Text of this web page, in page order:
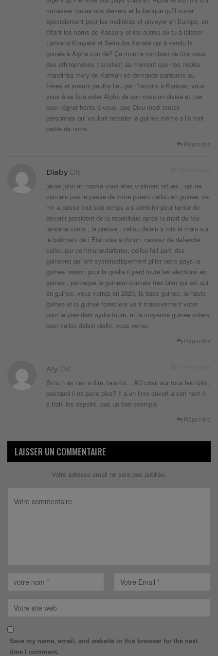
ramasser toutes nos deniers et la banque qu’il ouver
specialement pour les malinkas et envoyer en Europe, en
citant les noms de Kassory et les autres ou tu à laisser
Lansana Kouyaté et Sekouba Konaté qui à vendu la
guinée à Alpha con dè? Ça montre combien de fois vous
des ethnophobes (racistes) au moment que nos nobles
mandinka mory de Kankan se demande pardonne au
frères et soeurs peulhs lieu par l’histoire à Kankan, vous
vous êtes la à aider Alpha de son mission divisé et tuer
pour régner honte a vous, que Dieu modi toutes
personnes qui veulent retarder la guinée même s’ils font
partie de notre.
Répondre
Diaby Dit
jakas john et macka vous etes vraiment tetues , qui ne
connais pas le passe de votre parent cellou en guinee, ce
mr. a passe tout son temps a s enrrichir pour tenter de
devenir president de la republique apres la mort du feu
lansana conte , la preuve , cellou dalein a mis la main sur
le batiment de l Etat sise a dixinn. cessez de defendre
cellou par communautarisme, cellou fait parti des
guineens qui ont systematiquement piller notre pays la
guinee. raison pour la quelle il perd toute les elections en
guinee , parceque le guineen connais tres bien qui est qui
en guinee. vous verrez en 2020, la base guinee, la haute
guinee et la guinee forestiere vont massivement voter
pour le president sydia toure, et la moyenne guinee votera
pour cellou dalein diallo. vous verrez
Répondre
Aly Dit
Si tu n as rien a dire, tais-toi. . AC criait sur tous les toits,
pourquoi il ne parle plus? Il a un livre ouvert a son nom.Il
a trahi les espoirs, pas un bon exemple
Répondre
LAISSER UN COMMENTAIRE
Votre adresse email ne sera pas publiée.
Save my name, email, and website in this browser for the next
time I comment.